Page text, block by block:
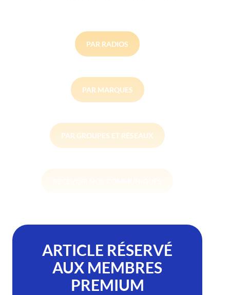
PAR RADIOS
PAR MARQUES
PAR GROUPES ET RÉSEAUX
ARTICLE RÉSERVÉ
AUX MEMBRES
PREMIUM